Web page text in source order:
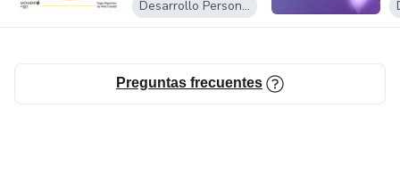
Para que puedas ampliar tu práctica personal!
tus capacidades, tu potencial y tu fuerza.
Desarrollo Personal
Preguntas frecuentes